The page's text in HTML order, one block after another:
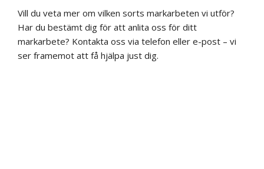
Vill du veta mer om vilken sorts markarbeten vi utför?
Har du bestämt dig för att anlita oss för ditt
markarbete? Kontakta oss via telefon eller e-post – vi
ser framemot att få hjälpa just dig.